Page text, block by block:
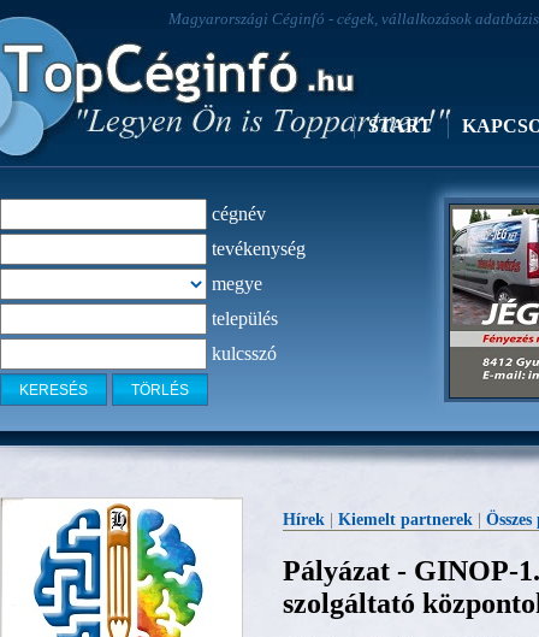
Magyarországi Céginfó - cégek, vállalkozások
START
cégnév
tevékenység
megye
település
kulcsszó
Hírek | Kiemelt partnerek |
Pályázat - GINOP-
szolgáltató